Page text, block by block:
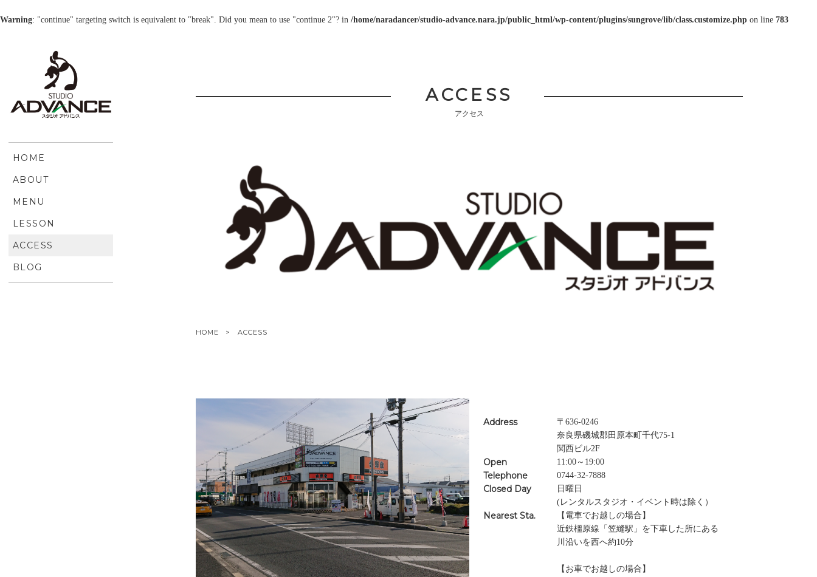
Warning: "continue" targeting switch is equivalent to "break". Did you mean to use "continue 2"? in /home/naradancer/studio-advance.nara.jp/public_html/wp-content/plugins/sungrove/lib/class.customize.php on line 783
HOME
ABOUT
MENU
LESSON
ACCESS
BLOG
ACCESS
アクセス
HOME ACCESS
Address
〒636-0246
奈良県磯城郡田原本町千代75-1
関西ビル2F
Open 11:00～19:00
Telephone 0744-32-7888
Closed Day
日曜日
(レンタルスタジオ・イベント時は除く）
Nearest Sta.
【電車でお越しの場合】
近鉄橿原線「笠縫駅」を下車した所にある
川沿いを西へ約10分
【お車でお越しの場合】